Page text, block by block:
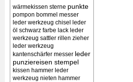
wärmekissen sterne punkte
pompon bommel messer
leder werkzeug chisel
leder
öl schwarz farbe lack leder
werkzeug sattler rillen zieher
leder werkzeug
kantenschärfer messer leder
punziereisen stempel
kissen hammer leder
werkzeug nieten hammer